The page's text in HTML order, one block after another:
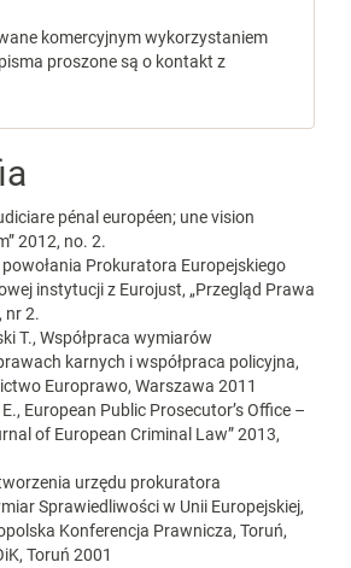
komercyjnym wykorzystaniem
proszone są o kontakt z
pénal européen; une vision
2012, no. 2.
Prokuratora Europejskiego
instytucji z Eurojust, „Przegląd Prawa
nr 2.
T., Współpraca wymiarów
karnych i współpraca policyjna,
Europrawo, Warszawa 2011
European Public Prosecutor’s Office –
of European Criminal Law” 2013,
urzędu prokuratora
Sprawiedliwości w Unii Europejskiej,
Konferencja Prawnicza, Toruń,
Toruń 2001